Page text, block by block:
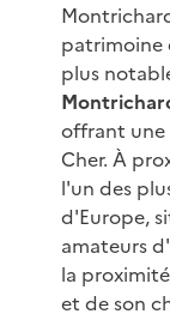
patrimoine
plus
offrant une
Cher. À
l'un des
d'Europe,
amateurs
la
et de son